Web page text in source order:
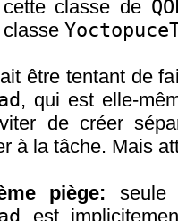
classe de
être tentant de
, qui est elle-
de créer
à la tâche. Mais
piège: seule
est